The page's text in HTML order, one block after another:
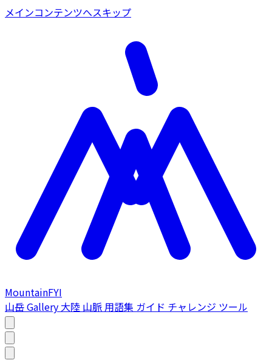
メインコンテンツへスキップ
MountainFYI
山岳Gallery 大陸 山脈 用語集 ガイド チャレンジ ツール